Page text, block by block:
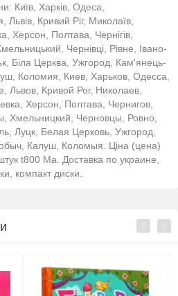
Київ, Харків, Одеса,
Львів, Кривий Ріг, Миколаїв,
Херсон, Полтава, Чернігів,
Чернівці, Рівне, Івано-
Біла Церква, Ужгород, Кам'янець-
Коломия, Киев, Харьков, Одесса,
Львов, Кривой Рог, Николаев,
Херсон, Полтава, Чернигов,
Черновцы, Ровно,
Луцк, Белая Церковь, Ужгород,
Калуш, Коломыя. Ціна (цена)
t800 Ма. Доставка по украине,
компакт диски.